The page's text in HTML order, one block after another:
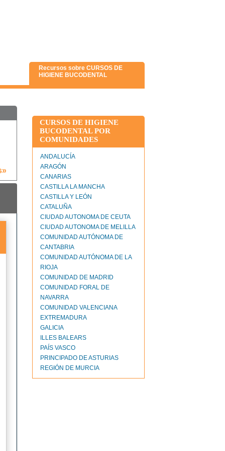
Recursos sobre CURSOS DE
HIGIENE BUCODENTAL
CURSOS DE HIGIENE
BUCODENTAL POR
COMUNIDADES
ANDALUCÍA
ARAGÓN
CANARIAS
CASTILLA LA MANCHA
CASTILLA Y LEÓN
CATALUÑA
CIUDAD AUTONOMA DE CEUTA
CIUDAD AUTONOMA DE MELILLA
COMUNIDAD AUTÓNOMA DE
CANTABRIA
COMUNIDAD AUTÓNOMA DE LA
RIOJA
COMUNIDAD DE MADRID
COMUNIDAD FORAL DE
NAVARRA
COMUNIDAD VALENCIANA
EXTREMADURA
GALICIA
ILLES BALEARS
PAÍS VASCO
PRINCIPADO DE ASTURIAS
REGIÓN DE MURCIA